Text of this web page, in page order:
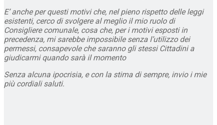
E’ anche per questi motivi che, nel pieno rispetto delle leggi
esistenti, cerco di svolgere al meglio il mio ruolo di
Consigliere comunale, cosa che, per i motivi esposti in
precedenza, mi sarebbe impossibile senza l’utilizzo dei
permessi, consapevole che saranno gli stessi Cittadini a
giudicarmi quando sarà il momento
Senza alcuna ipocrisia, e con la stima di sempre, invio i mie
più cordiali saluti.